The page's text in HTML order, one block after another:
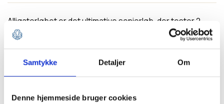
Samtykke Detaljer Om
Denne hjemmeside bruger cookies
Alligatorløbet er det ultimative seniorløb, der tester 2
mands sjakkets udholdenhed og samarbejde under
vinterforhold i et barsk terræn. Løbet finder sted i
weekenden 31. januar til 1. februar 2026.
Se mere på www.alligator.dk